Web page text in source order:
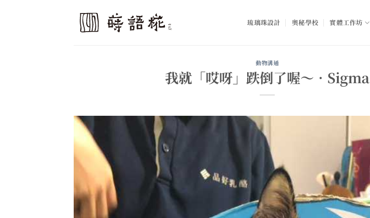
琉璃珠設計 奧秘學校 實體工作坊
動物溝通
我就「哎呀」跌倒了喔～•Sigma